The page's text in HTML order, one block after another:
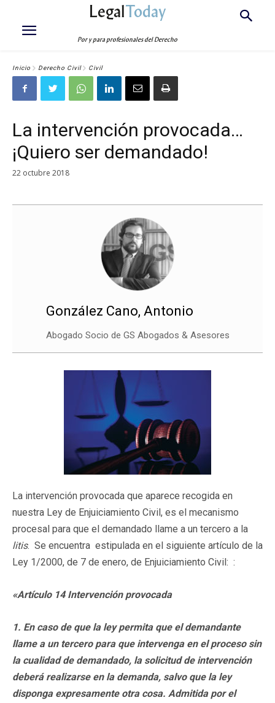
LegalToday
Por y para profesionales del Derecho
Inicio Derecho Civil Civil
La intervención provocada…
¡Quiero ser demandado!
22 octubre 2018
González Cano, Antonio
Abogado Socio de GS Abogados & Asesores
La intervención provocada que aparece recogida en
nuestra Ley de Enjuiciamiento Civil, es el mecanismo
procesal para que el demandado llame a un tercero a la
litis. Se encuentra estipulada en el siguiente artículo de la
Ley 1/2000, de 7 de enero, de Enjuiciamiento Civil: :
«Artículo 14 Intervención provocada
1. En caso de que la ley permita que el demandante
llame a un tercero para que intervenga en el proceso sin
la cualidad de demandado, la solicitud de intervención
deberá realizarse en la demanda, salvo que la ley
disponga expresamente otra cosa. Admitida por el